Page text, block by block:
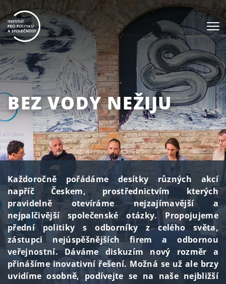
BEZ VODY NEŽIJU
Každoročně pořádáme desítky různých akcí
napříč Českem, prostřednictvím kterých
pravidelně otevíráme nejzajímavější a
nejpalčivější společenské otázky. Propojujeme
přední politiky s odborníky z celého světa,
zástupci nejúspěšnějších firem a odbornou
veřejnostní. Dáváme diskuzím nový rozměr a
přinášíme inovativní řešení. Možná se už ale brzy
uvidíme osobně, podívejte se na naše nejbližší